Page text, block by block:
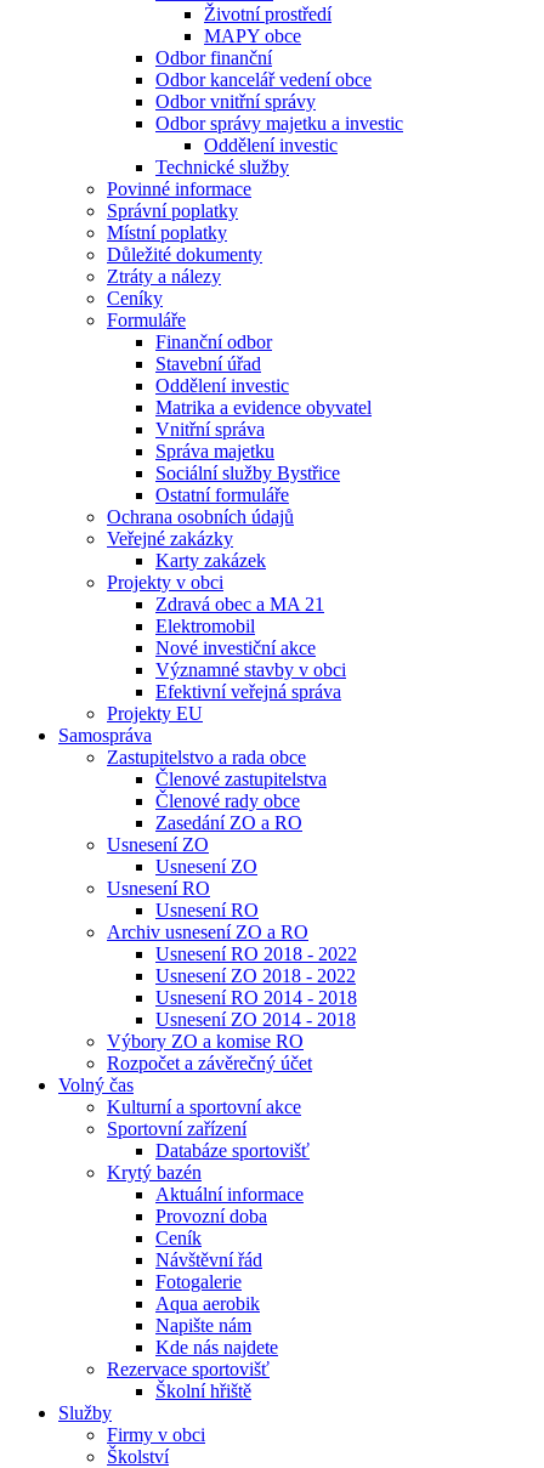
Životní prostředí
MAPY obce
Odbor finanční
Odbor kancelář vedení obce
Odbor vnitřní správy
Odbor správy majetku a investic
Oddělení investic
Technické služby
Povinné informace
Správní poplatky
Místní poplatky
Důležité dokumenty
Ztráty a nálezy
Ceníky
Formuláře
Finanční odbor
Stavební úřad
Oddělení investic
Matrika a evidence obyvatel
Vnitřní správa
Správa majetku
Sociální služby Bystřice
Ostatní formuláře
Ochrana osobních údajů
Veřejné zakázky
Karty zakázek
Projekty v obci
Zdravá obec a MA 21
Elektromobil
Nové investiční akce
Významné stavby v obci
Efektivní veřejná správa
Projekty EU
Samospráva
Zastupitelstvo a rada obce
Členové zastupitelstva
Členové rady obce
Zasedání ZO a RO
Usnesení ZO
Usnesení ZO
Usnesení RO
Usnesení RO
Archiv usnesení ZO a RO
Usnesení RO 2018 - 2022
Usnesení ZO 2018 - 2022
Usnesení RO 2014 - 2018
Usnesení ZO 2014 - 2018
Výbory ZO a komise RO
Rozpočet a závěrečný účet
Volný čas
Kulturní a sportovní akce
Sportovní zařízení
Databáze sportovišť
Krytý bazén
Aktuální informace
Provozní doba
Ceník
Návštěvní řád
Fotogalerie
Aqua aerobik
Napište nám
Kde nás najdete
Rezervace sportovišť
Školní hřiště
Služby
Firmy v obci
Školství